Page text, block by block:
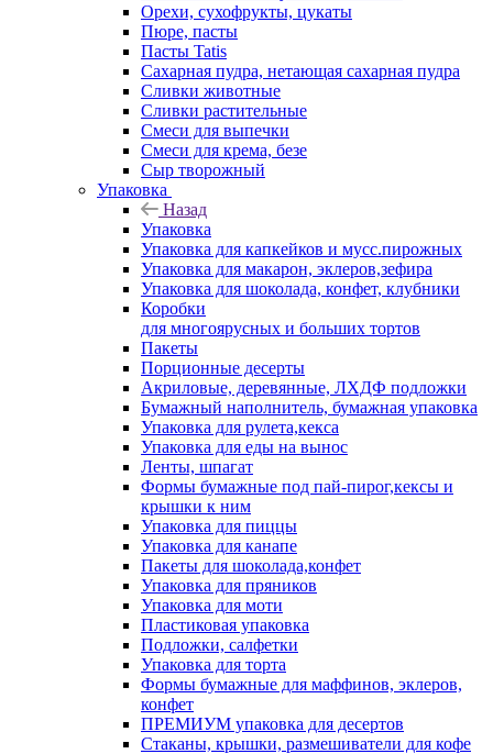
Орехи, сухофрукты, цукаты
Пюре, пасты
Пасты Tatis
Сахарная пудра, нетающая сахарная пудра
Сливки животные
Сливки растительные
Смеси для выпечки
Смеси для крема, безе
Сыр творожный
Упаковка
Назад
Упаковка
Упаковка для капкейков и мусс.пирожных
Упаковка для макарон, эклеров,зефира
Упаковка для шоколада, конфет, клубники
Коробки
для многоярусных и больших тортов
Пакеты
Порционные десерты
Акриловые, деревянные, ЛХДФ подложки
Бумажный наполнитель, бумажная упаковка
Упаковка для рулета,кекса
Упаковка для еды на вынос
Ленты, шпагат
Формы бумажные под пай-пирог,кексы и
крышки к ним
Упаковка для пиццы
Упаковка для канапе
Пакеты для шоколада,конфет
Упаковка для пряников
Упаковка для моти
Пластиковая упаковка
Подложки, салфетки
Упаковка для торта
Формы бумажные для маффинов, эклеров,
конфет
ПРЕМИУМ упаковка для десертов
Стаканы, крышки, размешиватели для кофе